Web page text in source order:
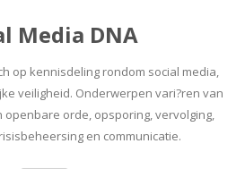
Media DNA
op kennisdeling rondom social media,
veiligheid. Onderwerpen vari?ren van
openbare orde, opsporing, vervolging,
en communicatie.